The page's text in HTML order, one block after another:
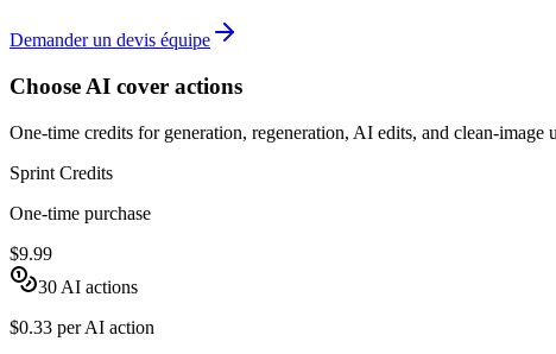
Demander un devis équipe
Choose AI cover actions
One-time credits for generation, regeneration, AI edits, and clean-
Sprint Credits
One-time purchase
$9.99
30 AI actions
$0.33 per AI action